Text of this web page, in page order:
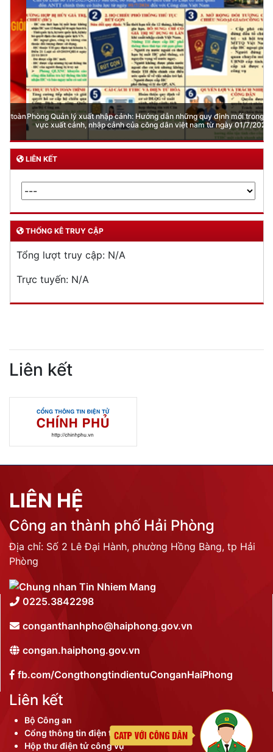
Phòng Quản lý xuất nhập cảnh: Hướng dẫn những quy định mới trong lĩnh
vực xuất cảnh, nhập cảnh của công dân việt nam từ ngày 01/7/2026
LIÊN KẾT
THỐNG KÊ TRUY CẬP
Tổng lượt truy cập: N/A
Trực tuyến: N/A
Liên kết
LIÊN HỆ
Công an thành phố Hải Phòng
Địa chỉ: Số 2 Lê Đại Hành, phường Hồng Bàng, tp Hải
Phòng
0225.3842298
conganthanhpho@haiphong.gov.vn
congan.haiphong.gov.vn
fb.com/CongthongtindientuConganHaiPhong
Liên kết
Bộ Công an
Cổng thông tin điện tử thành phố
Hộp thư điện tử công vụ